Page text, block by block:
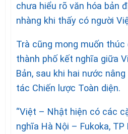
chưa hiểu rõ văn hóa bản
nhàng khi thấy có người
Trà cũng mong muốn thúc
thành phố kết nghĩa giữa
Bản, sau khi hai nước
tác Chiến lược Toàn diện.
“Việt – Nhật hiện có các
nghĩa Hà Nội – Fukoka,